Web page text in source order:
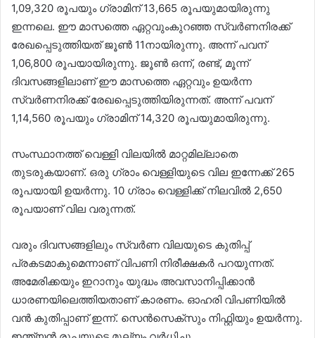
1,09,320 രൂപയും ​ഗ്രാമിന് 13,665 രൂപയുമായിരുന്നു
ഇന്നലെ. ഈ മാസത്തെ ഏറ്റവുംകുറഞ്ഞ സ്വ‍‌‌‍‍ർണനിരക്ക്
രേഖപ്പെടുത്തിയത് ജൂൺ 11നായിരുന്നു. അന്ന് പവന്
1,06,800 രൂപയായിരുന്നു. ജൂൺ ഒന്ന്, രണ്ട്, മൂന്ന്
ദിവസങ്ങളിലാണ് ഈ മാസത്തെ ഏറ്റവും ഉയർന്ന
സ്വർണനിരക്ക് രേഖപ്പെടുത്തിയിരുന്നത്. അന്ന് പവന്
1,14,560 രൂപയും ​ഗ്രാമിന് 14,320 രൂപയുമായിരുന്നു.
സംസ്ഥാനത്ത് വെള്ളി വിലയിൽ മാറ്റമില്ലാതെ
തുടരുകയാണ്. ഒരു ഗ്രാം വെള്ളിയുടെ വില ഇന്നേക്ക് 265
രൂപയായി ഉയ‍ർന്നു. 10 ഗ്രാം വെള്ളിക്ക് നിലവിൽ 2,650
രൂപയാണ് വില വരുന്നത്.
വരും ദിവസങ്ങളിലും സ്വർണ വിലയുടെ കുതിപ്പ്
പ്രകടമാകുമെന്നാണ് വിപണി നിരീക്ഷകര്‍ പറയുന്നത്.
അമേരിക്കയും ഇറാനും യുദ്ധം അവസാനിപ്പിക്കാന്‍
ധാരണയിലെത്തിയതാണ് കാരണം. ഓഹരി വിപണിയില്‍
വന്‍ കുതിപ്പാണ് ഇന്ന്. സെന്‍സെക്‌സും നിഫ്റ്റിയും ഉയര്‍ന്നു.